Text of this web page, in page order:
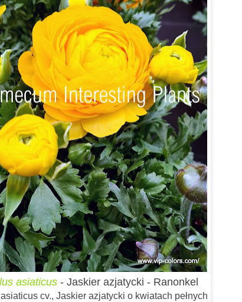
asiaticus- Jaskier azjatycki - Ranonkel
cv., Jaskier azjatycki o kwiatach pełnych